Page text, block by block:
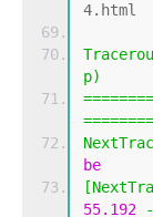
4.html
p)
be
[
55.192
-